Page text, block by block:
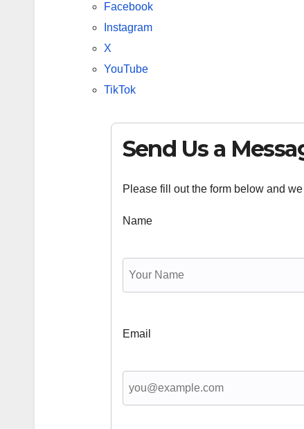
Facebook
Instagram
X
YouTube
TikTok
Send Us a
Please fill out the form below and
Name
Email